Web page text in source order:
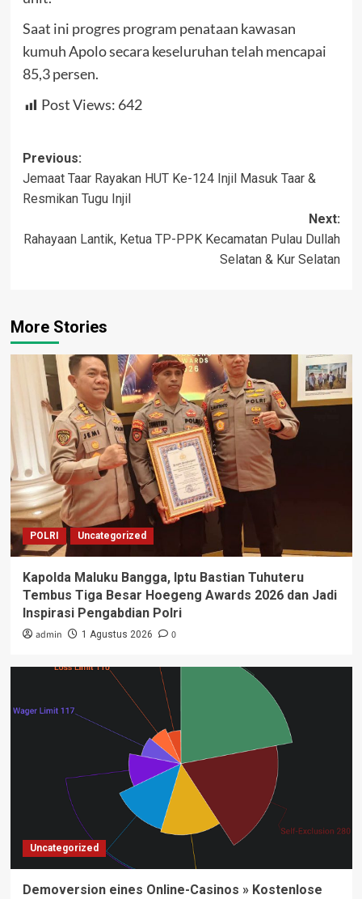
Saat ini progres program penataan kawasan
kumuh Apolo secara keseluruhan telah mencapai
85,3 persen.
Post Views: 642
Post
navigation
Previous:
Jemaat Taar Rayakan HUT Ke-124 Injil Masuk Taar &
Resmikan Tugu Injil
Next:
Rahayaan Lantik, Ketua TP-PPK Kecamatan Pulau Dullah
Selatan & Kur Selatan
More Stories
POLRI Uncategorized
Kapolda Maluku Bangga, Iptu Bastian Tuhuteru
Tembus Tiga Besar Hoegeng Awards 2026 dan Jadi
Inspirasi Pengabdian Polri
admin 1 Agustus 2026 0
Uncategorized
Demoversion eines Online-Casinos » Kostenlose